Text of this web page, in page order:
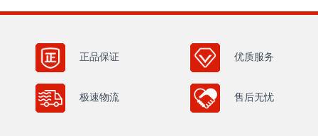
正品保证 优质服务
极速物流 售后无忧